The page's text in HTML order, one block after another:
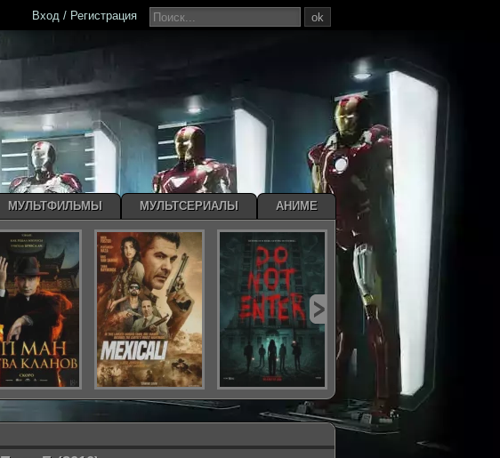
ok
Вход / Регистрация
МУЛЬТФИЛЬМЫ МУЛЬТСЕРИАЛЫ АНИМЕ